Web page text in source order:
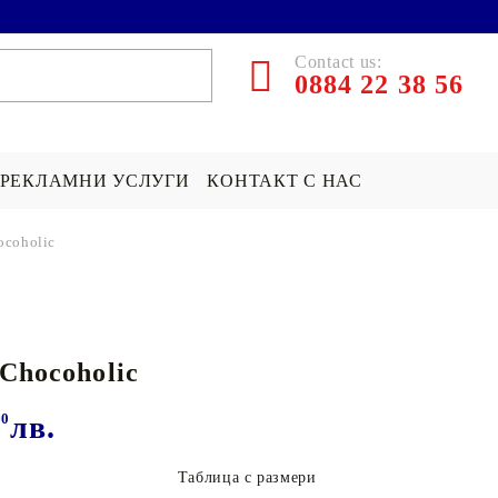
Contact us:
0884 22 38 56
СУИЧЪР ПО ПОРЪЧКА
Star Wars Подаръци
РЕКЛАМНИ УСЛУГИ КОНТАКТ С НАС
лв.
Таблица с размери